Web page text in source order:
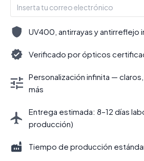
UV400, antirrayas y antirreflejo
Verificado por ópticos
Personalización infinita —
más
Entrega estimada: 8–12 días
producción)
Tiempo de producción